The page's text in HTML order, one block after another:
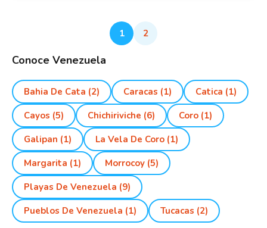
1 2
Conoce Venezuela
Bahia De Cata (2) Caracas (1) Catica (1)
Cayos (5) Chichiriviche (6) Coro (1)
Galipan (1) La Vela De Coro (1)
Margarita (1) Morrocoy (5)
Playas De Venezuela (9)
Pueblos De Venezuela (1) Tucacas (2)